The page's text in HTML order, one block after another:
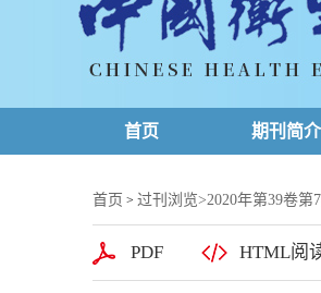
首页 期刊简介
首页 > 过刊浏览>2020年第39卷第
PDF HTML阅